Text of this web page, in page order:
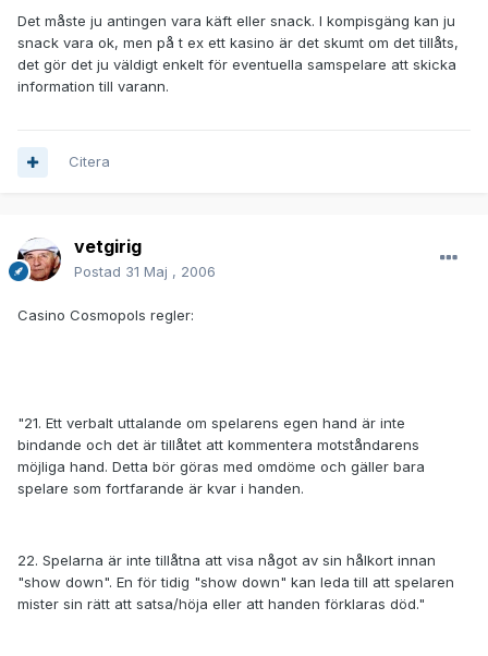
Det måste ju antingen vara käft eller snack. I kompisgäng kan ju
snack vara ok, men på t ex ett kasino är det skumt om det tillåts,
det gör det ju väldigt enkelt för eventuella samspelare att skicka
information till varann.
Citera
vetgirig
Postad 31 Maj , 2006
Casino Cosmopols regler:
"21. Ett verbalt uttalande om spelarens egen hand är inte
bindande och det är tillåtet att kommentera motståndarens
möjliga hand. Detta bör göras med omdöme och gäller bara
spelare som fortfarande är kvar i handen.
22. Spelarna är inte tillåtna att visa något av sin hålkort innan
"show down". En för tidig "show down" kan leda till att spelaren
mister sin rätt att satsa/höja eller att handen förklaras död."